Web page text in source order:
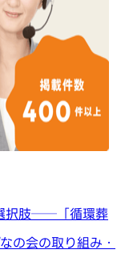
択肢──「循環葬
の会の取り組み・